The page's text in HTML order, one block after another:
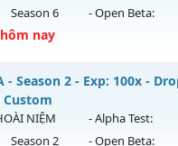
20%
Reset
bản Webzen
Season 6 - Open Beta:
nay
- 🌍 Website: https://
08 2026 - Mở máy chủ
muhoalongvào
- Season 2 - Exp: 100x -
Custom
NIỆM - Alpha Test:
Season 2 - Open Beta: